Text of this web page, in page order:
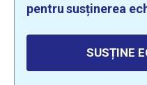
pentru susținerea
SUSȚINE